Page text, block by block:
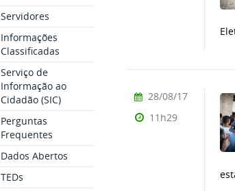
Servidores
Informações
Classificadas
Serviço de
Informação ao
Cidadão (SIC)
Perguntas
Frequentes
Dados Abertos
TEDs
28/08/17
11h29